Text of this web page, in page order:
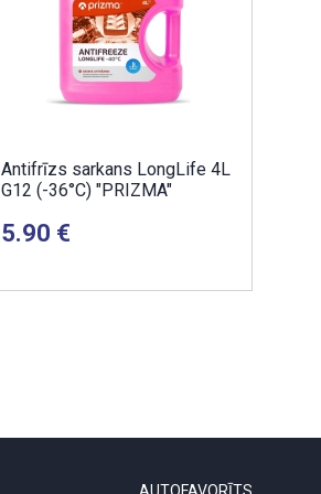
Antifrīzs sarkans LongLife 4L
G12 (-36°C) "PRIZMA"
5.90